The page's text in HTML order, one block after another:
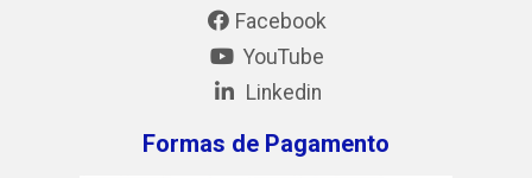
Facebook
YouTube
Linkedin
Formas de Pagamento